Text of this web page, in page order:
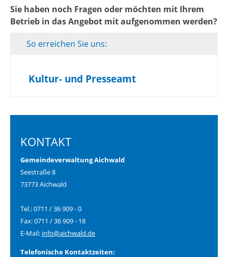
Sie haben noch Fragen oder möchten mit Ihrem
Betrieb in das Angebot mit aufgenommen werden?
So erreichen Sie uns:
Kultur- und Presseamt
KONTAKT
Gemeindeverwaltung Aichwald
Seestraße 8
73773 Aichwald
Tel.: 0711 / 36 909 - 0
Fax: 0711 / 36 909 - 18
E-Mail: info@aichwald.de
Telefonische Kontaktzeiten: